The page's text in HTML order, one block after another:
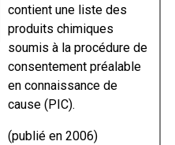
contient une liste des
produits chimiques
soumis à la procédure de
consentement préalable
en connaissance de
cause (PIC).
(publié en 2006)